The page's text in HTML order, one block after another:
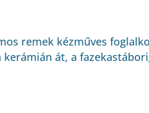
remek kézműves
át, a